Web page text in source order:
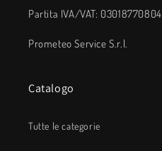
Partita IVA/VAT: 03018770804
Prometeo Service S.r.l.
Catalogo
Tutte le categorie